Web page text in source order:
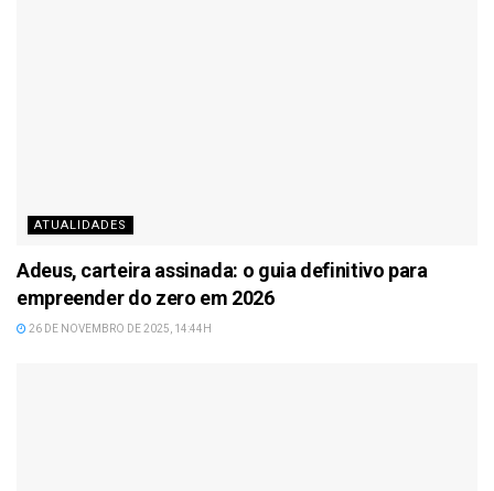
ATUALIDADES
Adeus, carteira assinada: o guia definitivo para
empreender do zero em 2026
26 DE NOVEMBRO DE 2025, 14:44H